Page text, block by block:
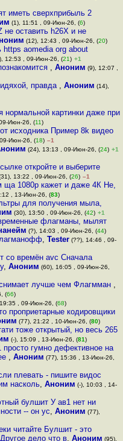
иметь сверхприбыль 2
(1), 11:51 , 09-Июн-26, (6)
оставить h26X и не
(12), 12:43 , 09-Июн-26, (20)
https aomedia org about
12:53 , 09-Июн-26, (21) +1
, Аноним (9), 12:07 ,
правда , Аноним (14),
нормальной картинки даже при
Июн-26, (11)
исходника Пример 8k видео
Июн-26, (18) –1
(24), 13:13 , 09-Июн-26, (24) +1
откройте и выберите
13:22 , 09-Июн-26, (26) –1
ща 1080p кажет и даже 4К Не,
, 13-Июн-26, (83)
для получения мыла,
(30), 13:50 , 09-Июн-26, (42) +1
флагманы, мылят
(?), 14:03 , 09-Июн-26, (44)
,Tester (??), 14:46 , 09-
со времён avc Сначала
,Аноним (60), 16:05 , 09-Июн-26,
лучше чем Флагмман ,
(66)
, 09-Июн-26, (68)
проприетарные кодировщики
(77), 21:22 , 10-Июн-26, (80)
тоже открытый, но весь 265
(-), 15:09 , 13-Июн-26, (81)
гумно дефективное на
, Аноним (77), 15:36 , 13-Июн-26,
плевать - пишите видос
насколь,Аноним (-), 10:03 , 14-
булшит У ав1 нет ни
-- он ус, Аноним (77),
читайте Булшит - это
дело что в, Аноним (95),